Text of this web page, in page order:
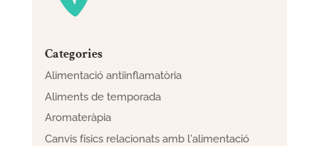
Categories
Alimentació antiinflamatòria
Aliments de temporada
Aromateràpia
Canvis físics relacionats amb l'alimentació